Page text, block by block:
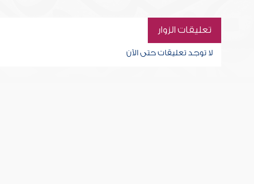
تعليقات الزوار
لا توجد تعليقات حتى الآن